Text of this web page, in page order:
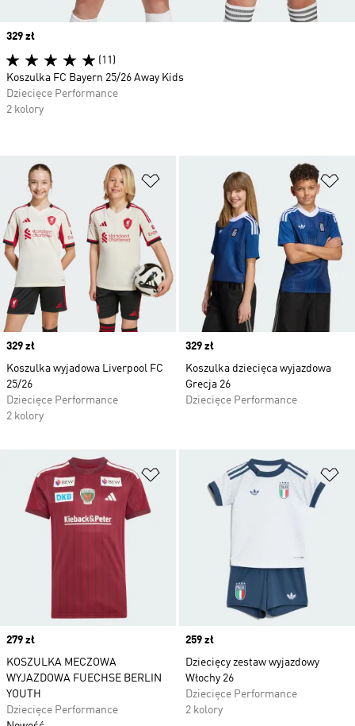
Dodaj do listy życzeń
Price
329 zł
Koszulka wyjadowa Liverpool FC
25/26
Dziecięce Performance
2 kolory
Price
329 zł
Koszulka dziecięca wyjazdowa
Grecja 26
Dziecięce Performance
Dodaj do listy życzeń
Price
279 zł
KOSZULKA MECZOWA
WYJAZDOWA FUECHSE BERLIN
YOUTH
Dziecięce Performance
Price
259 zł
Dziecięcy zestaw wyjazdowy
Włochy 26
Dziecięce Performance
2 kolory
Price
329 zł
(11)
Koszulka FC Bayern 25/26 Away Kids
Dziecięce Performance
2 kolory